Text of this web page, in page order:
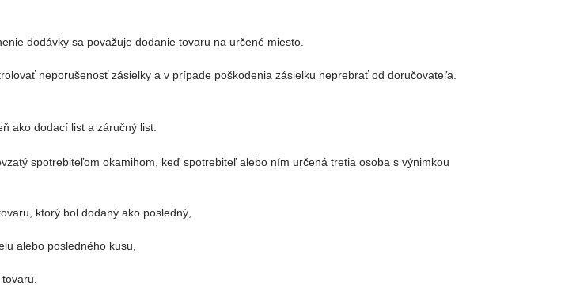
dodávky sa považuje dodanie tovaru na určené miesto.
neporušenosť zásielky a v prípade poškodenia zásielku neprebrať od doručovateľa.
ako dodací list a záručný list.
spotrebiteľom okamihom, keď spotrebiteľ alebo ním určená tretia osoba s výnimkou
ktorý bol dodaný ako posledný,
alebo posledného kusu,